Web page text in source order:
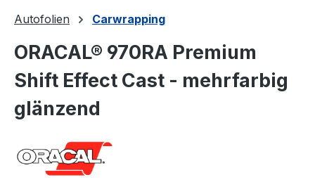
Autofolien Carwrapping
ORACAL® 970RA Premium
Shift Effect Cast - mehrfarbig
glänzend